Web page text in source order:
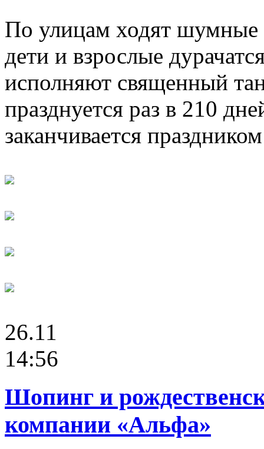
По улицам ходят шумные
дети и взрослые
исполняют священный
празднуется раз в 210
заканчивается
26.11
14:56
Шопинг и
компании «Альфа»